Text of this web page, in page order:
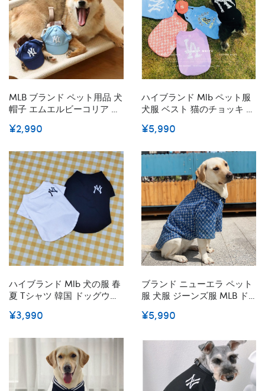
MLB ブランド ペット用品 犬
帽子 エムエルビーコリア 犬
ット用帽子 野球帽 日よけ 日
中型犬 大型犬 ドックウェア
海 お出かけ 散歩用
¥2,990
ハイブランド Mlb ペット服
犬服 ベスト 猫のチョッキ 潮
ットン製 通気性 薄手 夏ウェ
着 テディベアなどダックス
着心よい S - 3XL
¥5,990
ハイブランド Mlb 犬の服 春
夏 Tシャツ 韓国 ドッグウェ
上着 伸縮性 通気 小型 中型
かけ 犬の日焼け防止 冷房対
策 シンプル 可愛い 犬服
¥3,990
ブランド ニューエラ ペット
服 犬服 ジーンズ服 MLB ド
ア ペット 犬のシャツ デニム
チブル 中型犬服 大型犬服 カ
ッコイイ 耐久性 XS~3XL
¥5,990